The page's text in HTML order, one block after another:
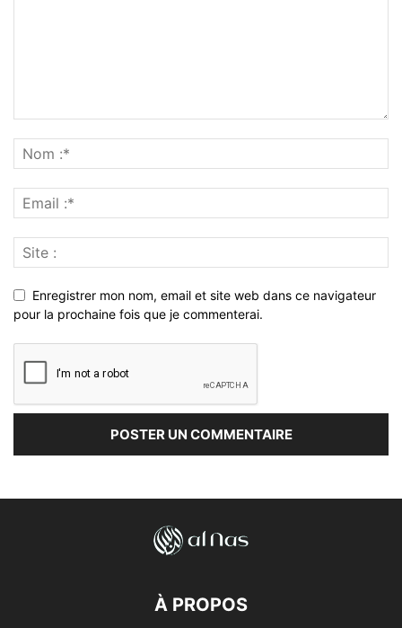
Enregistrer mon nom, email et site web dans ce navigateur
pour la prochaine fois que je commenterai.
À PROPOS